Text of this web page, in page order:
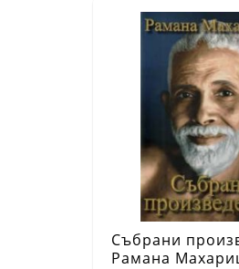
Събрани
Рамана